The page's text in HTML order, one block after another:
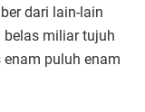
dari lain-lain
belas miliar tujuh
puluh enam